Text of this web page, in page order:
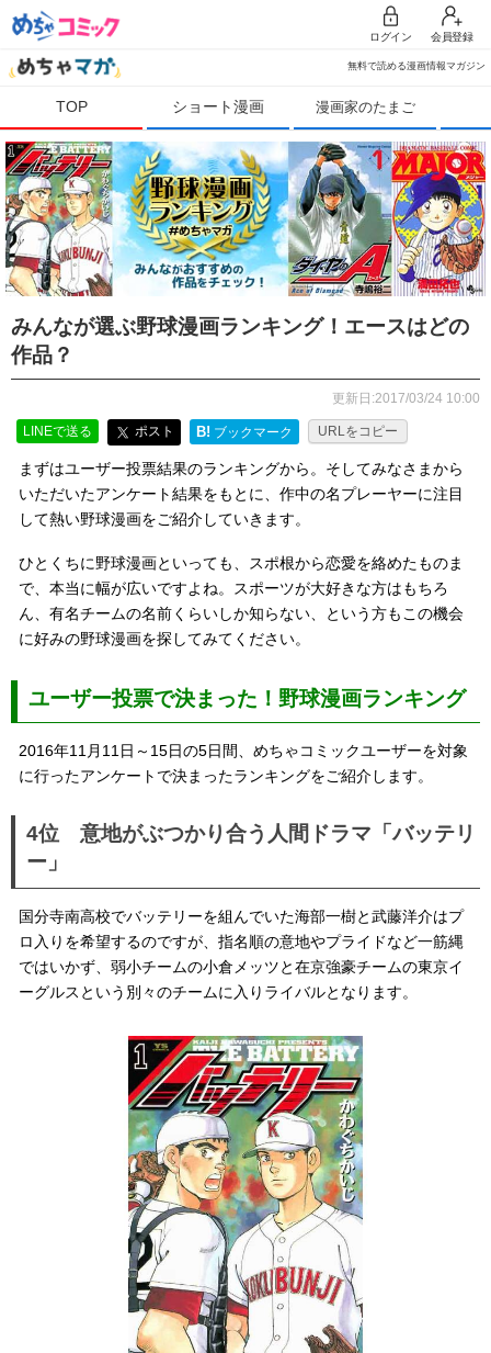
ログイン 会員登録
無料で読める漫画情報マガジン
TOP ショート漫画 漫画家のたまご
みんなが選ぶ野球漫画ランキング！エースはどの
作品？
更新日:2017/03/24 10:00
LINEで送る ポスト B! ブックマーク URLをコピー
まずはユーザー投票結果のランキングから。そしてみなさまから
いただいたアンケート結果をもとに、作中の名プレーヤーに注目
して熱い野球漫画をご紹介していきます。
ひとくちに野球漫画といっても、スポ根から恋愛を絡めたものま
で、本当に幅が広いですよね。スポーツが大好きな方はもちろ
ん、有名チームの名前くらいしか知らない、という方もこの機会
に好みの野球漫画を探してみてください。
ユーザー投票で決まった！野球漫画ランキング
2016年11月11日～15日の5日間、めちゃコミックユーザーを対象
に行ったアンケートで決まったランキングをご紹介します。
4位 意地がぶつかり合う人間ドラマ「バッテリ
ー」
国分寺南高校でバッテリーを組んでいた海部一樹と武藤洋介はプ
ロ入りを希望するのですが、指名順の意地やプライドなど一筋縄
ではいかず、弱小チームの小倉メッツと在京強豪チームの東京イ
ーグルスという別々のチームに入りライバルとなります。